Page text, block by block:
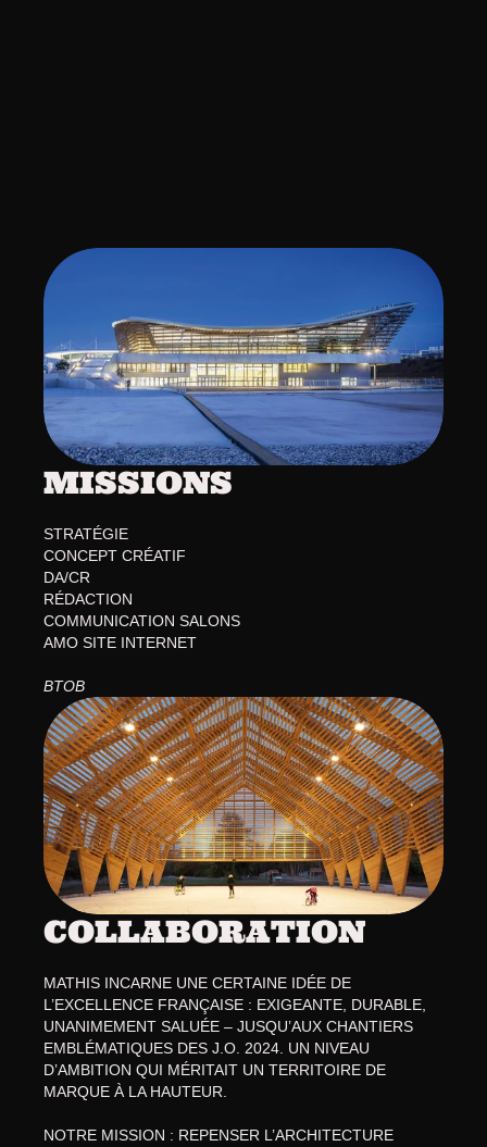
MATHIS
MISSIONS
STRATÉGIE
CONCEPT CRÉATIF
DA/CR
RÉDACTION
COMMUNICATION SALONS
AMO SITE INTERNET
BTOB
COLLABORATION
MATHIS INCARNE UNE CERTAINE IDÉE DE
L’EXCELLENCE FRANÇAISE : EXIGEANTE, DURABLE,
UNANIMEMENT SALUÉE – JUSQU’AUX CHANTIERS
EMBLÉMATIQUES DES J.O. 2024. UN NIVEAU
D’AMBITION QUI MÉRITAIT UN TERRITOIRE DE
MARQUE À LA HAUTEUR.
NOTRE MISSION : REPENSER L’ARCHITECTURE